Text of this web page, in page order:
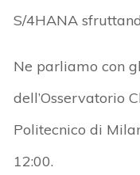
S/4HANA
Ne parliamo con
dell’Osservatorio
Politecnico di
12:00.